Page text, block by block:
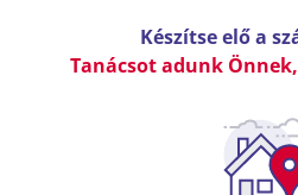
Készítse elő a
Tanácsot adunk